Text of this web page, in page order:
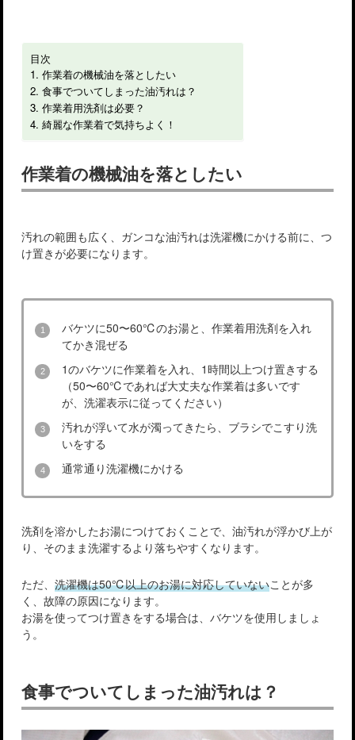
目次
作業着の機械油を落としたい
食事でついてしまった油汚れは？
作業着用洗剤は必要？
綺麗な作業着で気持ちよく！
作業着の機械油を落としたい
汚れの範囲も広く、ガンコな油汚れは洗濯機にかける前に、つ
け置きが必要になります。
バケツに50〜60℃のお湯と、作業着用洗剤を入れ
てかき混ぜる
1のバケツに作業着を入れ、1時間以上つけ置きする
（50〜60℃であれば大丈夫な作業着は多いです
が、洗濯表示に従ってください）
汚れが浮いて水が濁ってきたら、ブラシでこすり洗
いをする
通常通り洗濯機にかける
洗剤を溶かしたお湯につけておくことで、油汚れが浮かび上が
り、そのまま洗濯するより落ちやすくなります。
ただ、洗濯機は50℃以上のお湯に対応していないことが多
く、故障の原因になります。
お湯を使ってつけ置きをする場合は、バケツを使用しましょ
う。
食事でついてしまった油汚れは？